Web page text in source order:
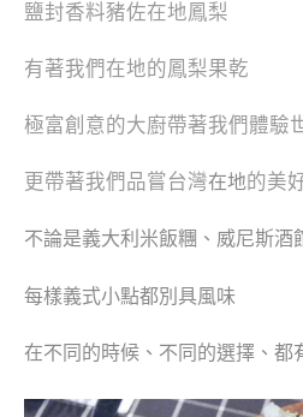
鹽封香料豬佐在地鳳梨
有著我們在地的鳳梨果乾
極富創意的大廚帶著我們體驗
更帶著我們品嘗台灣在地的美
不論是義大利米飯糰、威尼斯酒
每樣義式小點都別具風味
在不同的時候、不同的選擇、都